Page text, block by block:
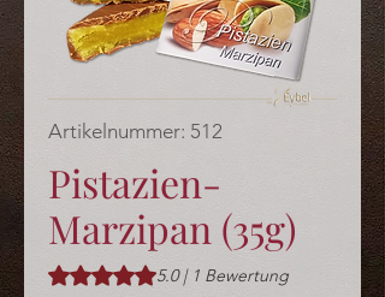
Artikelnummer: 512
Pistazien-
Marzipan (35g)
Das Rating beträgt 5.0 von fünf
5.0 | 1 Bewertung